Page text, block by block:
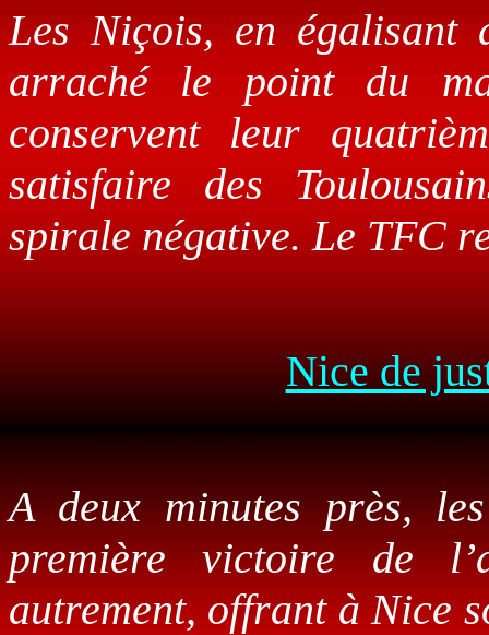
Les Niçois, en égalisant
arraché le point du
conservent leur
satisfaire des
spirale négative. Le TFC
Nice de
A deux minutes près,
première victoire de
autrement, offrant à Nice